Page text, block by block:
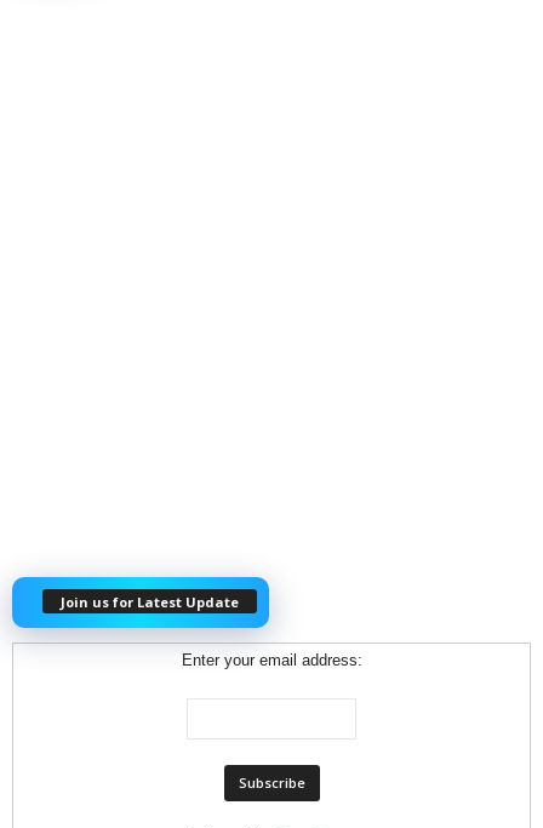
Join us for Latest Update
Enter your email address: